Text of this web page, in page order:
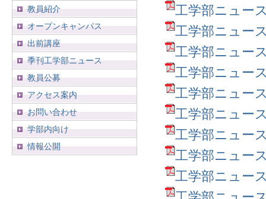
工学部ニュー
工学部ニュー
工学部ニュー
工学部ニュー
工学部ニュー
工学部ニュー
工学部ニュー
工学部ニュー
工学部ニュー
教員紹介
オープンキャンパス
出前講座
季刊工学部ニュース
教員公募
アクセス案内
お問い合わせ
学部内向け
情報公開